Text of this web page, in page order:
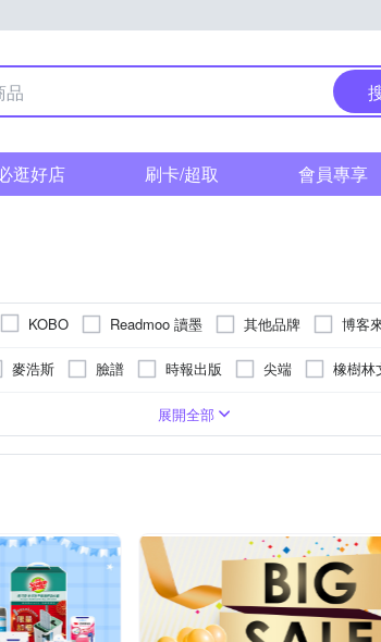
逛好店 刷卡/超取 會員專享
KOBO Readmoo 讀墨 其他品牌 博客
麥浩斯 臉譜 時報出版 尖端 橡樹林
獨步文化
天下文化 啟示 野人出版 堡壘 小
史地
企業/人物傳記 影視寫真 學習/潛能開發 攝
家庭/兩性 設計
3700mAh
1680 x 1264 1072 x 1448
6.13吋展開全部